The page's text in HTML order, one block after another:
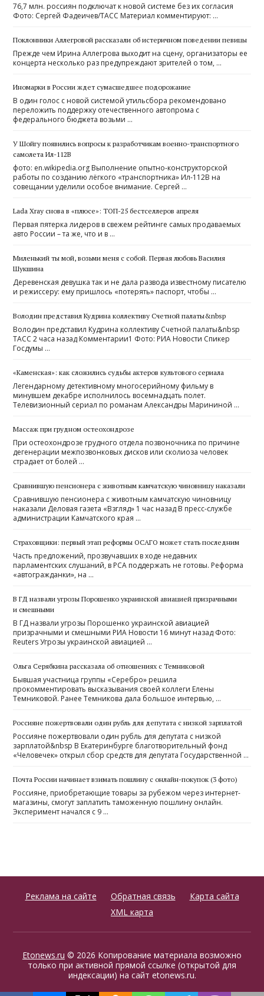
76,7 млн. россиян подключат к новой системе без их согласия
Фото: Сергей Фадеичев/ТАСС Материал комментируют: …
Поклонники Аллегровой рассказали об истеричном поведении певицы
Прежде чем Ирина Аллегрова выходит на сцену, организаторы ее
концерта несколько раз предупреждают зрителей о том, …
Иномарки в России ждет сумасшедшее подорожание
В один голос с новой системой утильсбора рекомендовано
переложить поддержку отечественного автопрома с
федерального бюджета возьми …
У Шойгу появились вопросы к разработчикам военно-транспортного
самолета Ил-112В
фото: en.wikipedia.org Выполнение опытно-конструкторской
работы по созданию лёгкого «транспортника» Ил-112В на
совещании уделили особое внимание. Сергей …
Lada Xray снова в «плюсе»: ТОП-25 бестселлеров апреля
Первая пятерка лидеров в свежем рейтинге самых продаваемых
авто России – та же, что и в …
Миленький ты мой, возьми меня с собой. Первая любовь Василия
Шукшина
Деревенская девушка так и не дала развода известному писателю
и режиссеру: ему пришлось «потерять» паспорт, чтобы …
Володин представил Кудрина коллективу Счетной палаты&nbsp
Володин представил Кудрина коллективу Счетной палаты&nbsp
ТАСС 2 часа назад Комментарии1 Фото: РИА Новости Спикер
Госдумы …
«Каменская»: как сложились судьбы актеров культового сериала
Легендарному детективному многосерийному фильму в
минувшем декабре исполнилось восемнадцать полет.
Телевизионный сериал по романам Александры Марининой …
Массаж при грудном остеохондрозе
При остеохондрозе грудного отдела позвоночника по причине
дегенерации межпозвонковых дисков или сколиоза человек
страдает от болей …
Сравнившую пенсионера с животным камчатскую чиновницу наказали
Сравнившую пенсионера с животным камчатскую чиновницу
наказали Деловая газета «Взгляд» 1 час назад В пресс-службе
администрации Камчатского края …
Страховщики: первый этап реформы ОСАГО может стать последним
Часть предложений, прозвучавших в ходе недавних
парламентских слушаний, в РСА поддержать не готовы. Реформа
«автогражданки», на …
В ГД назвали угрозы Порошенко украинской авиацией призрачными
и смешными
В ГД назвали угрозы Порошенко украинской авиацией
призрачными и смешными РИА Новости 16 минут назад Фото:
Reuters Угрозы украинской авиацией …
Ольга Серябкина рассказала об отношениях с Темниковой
Бывшая участница группы «Серебро» решила
прокомментировать высказывания своей коллеги Елены
Темниковой. Ранее Темникова дала большое интервью, …
Россияне пожертвовали один рубль для депутата с низкой зарплатой
Россияне пожертвовали один рубль для депутата с низкой
зарплатой&nbsp В Екатеринбурге благотворительный фонд
«Человечек» открыл сбор средств для депутата Государственной …
Почта России начинает взимать пошлину с онлайн-покупок (3 фото)
Россияне, приобретающие товары за рубежом через интернет-
магазины, смогут заплатить таможенную пошлину онлайн.
Эксперимент начался с 9 …
Реклама на сайте Обратная связь
Карта сайта
XML карта
Etonews.ru © 2026 Копирование материала возможно
только при активной прямой ссылке (открытой для
индексации) на сайт etonews.ru.